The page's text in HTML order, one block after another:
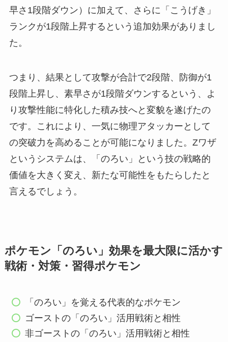
早さ1段階ダウン）に加えて、さらに「こうげき」
ランクが1段階上昇するという追加効果がありまし
た。
つまり、結果として攻撃が合計で2段階、防御が1
段階上昇し、素早さが1段階ダウンするという、よ
り攻撃性能に特化した積み技へと変貌を遂げたの
です。これにより、一気に物理アタッカーとして
の突破力を高めることが可能になりました。Zワザ
というシステムは、「のろい」という技の戦略的
価値を大きく変え、新たな可能性をもたらしたと
言えるでしょう。
ポケモン「のろい」効果を最大限に活かす
戦術・対策・習得ポケモン
「のろい」を覚える代表的なポケモン
ゴーストの「のろい」活用戦術と相性
非ゴーストの「のろい」活用戦術と相性